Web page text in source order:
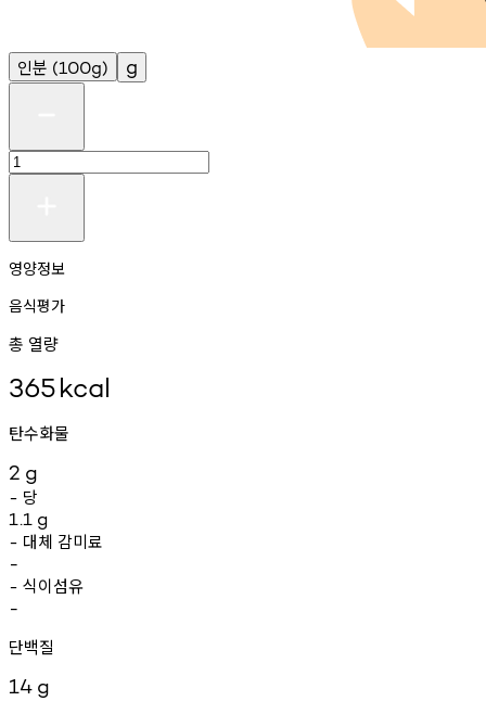
인분 (100g) g
영양정보
음식평가
총 열량
365kcal
탄수화물
2 g
- 당
1.1 g
- 대체 감미료
-
- 식이섬유
-
단백질
14 g